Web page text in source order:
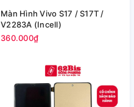
Màn Hình Vivo S17 / S17T /
V2283A (Incell)
360.000₫